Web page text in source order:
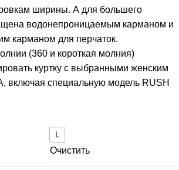
ширины. А для большего
водонепроницаемым карманом и
карманом для перчаток.
(360 и короткая молния)
куртку с выбранными женским
включая специальную модель RUSH
L
Очистить